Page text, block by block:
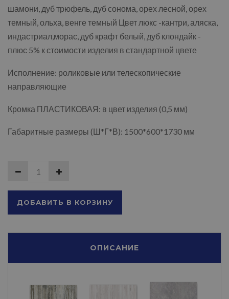
шамони, дуб трюфель, дуб сонома, орех лесной, орех
темный, ольха, венге темный Цвет люкс -кантри, аляска,
индастриал,морас, дуб крафт белый, дуб клондайк -
плюс 5% к стоимости изделия в стандартной цвете
Исполнение: роликовые или телескопические
направляющие
Кромка ПЛАСТИКОВАЯ: в цвет изделия (0,5 мм)
Габаритные размеры (Ш*Г*В): 1500*600*1730 мм
ДОБАВИТЬ В КОРЗИНУ
ОПИСАНИЕ